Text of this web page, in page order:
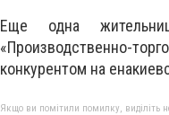
Еще одна
«Производственно-
конкурентом на
Якщо ви помітили помилку, виділіть